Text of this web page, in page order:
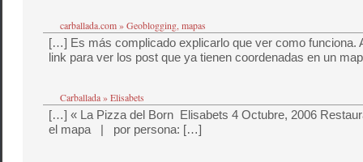
carballada.com » Geoblogging, mapas
[…] Es más complicado explicarlo que ver como funciona.
link para ver los post que ya tienen coordenadas en un
Carballada » Elisabets
[…] « La Pizza del Born Elisabets 4 Octubre, 2006
el mapa | por persona: […]